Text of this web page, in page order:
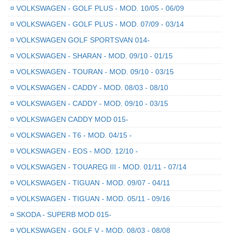
¤ VOLKSWAGEN - GOLF PLUS - MOD. 10/05 - 06/09
¤ VOLKSWAGEN - GOLF PLUS - MOD. 07/09 - 03/14
¤ VOLKSWAGEN GOLF SPORTSVAN 014-
¤ VOLKSWAGEN - SHARAN - MOD. 09/10 - 01/15
¤ VOLKSWAGEN - TOURAN - MOD. 09/10 - 03/15
¤ VOLKSWAGEN - CADDY - MOD. 08/03 - 08/10
¤ VOLKSWAGEN - CADDY - MOD. 09/10 - 03/15
¤ VOLKSWAGEN CADDY MOD 015-
¤ VOLKSWAGEN - T6 - MOD. 04/15 -
¤ VOLKSWAGEN - EOS - MOD. 12/10 -
¤ VOLKSWAGEN - TOUAREG III - MOD. 01/11 - 07/14
¤ VOLKSWAGEN - TIGUAN - MOD. 09/07 - 04/11
¤ VOLKSWAGEN - TIGUAN - MOD. 05/11 - 09/16
¤ SKODA - SUPERB MOD 015-
¤ VOLKSWAGEN - GOLF V - MOD. 08/03 - 08/08